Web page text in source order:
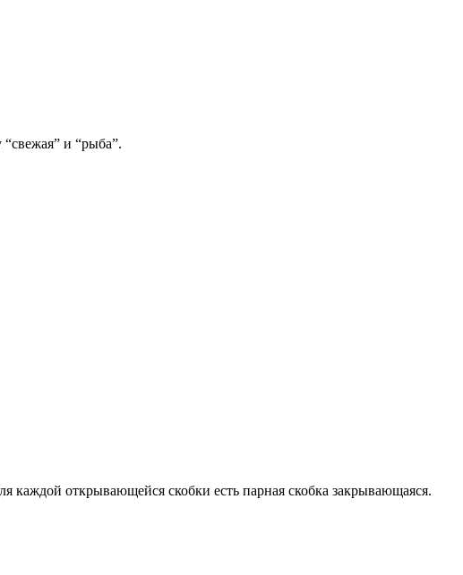
и “рыба”.
каждой открывающейся скобки есть парная скобка закрывающаяся.